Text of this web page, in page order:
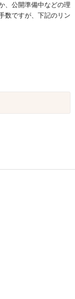
、公開準備中などの理
数ですが、下記のリン